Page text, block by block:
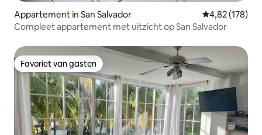
Appartement in San Salvador Gemiddelde
4,82 (178)
Compleet appartement met uitzicht op San Salvador
Favoriet van gasten
Favoriet van gasten